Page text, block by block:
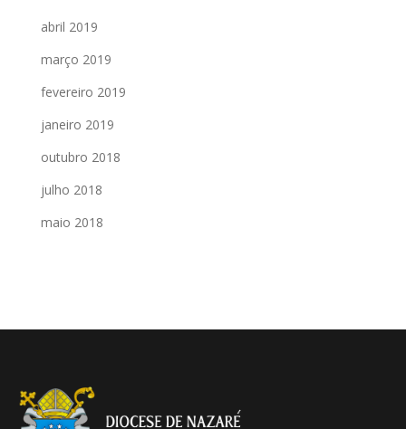
abril 2019
março 2019
fevereiro 2019
janeiro 2019
outubro 2018
julho 2018
maio 2018